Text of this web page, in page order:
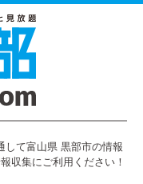
して富山県 黒部市の情報
収集にご利用ください！